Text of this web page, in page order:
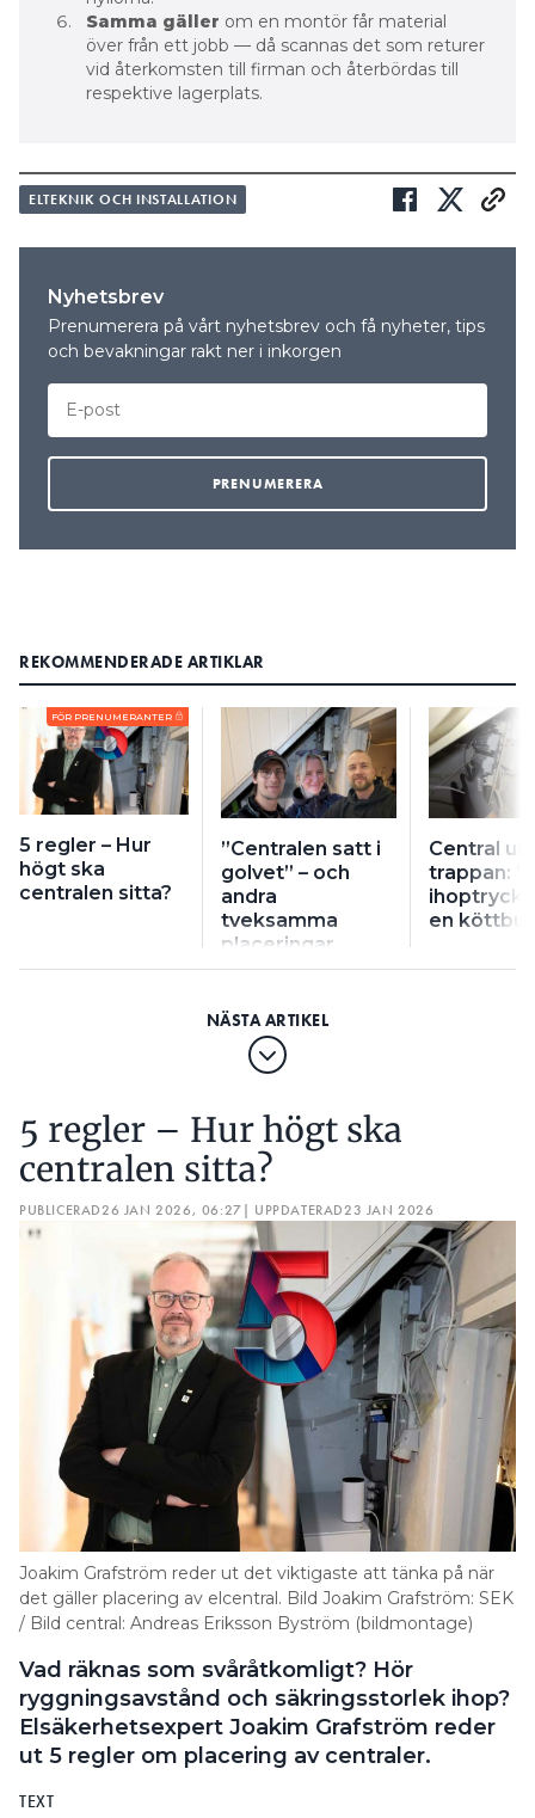
Samma gäller om en montör får material
över från ett jobb — då scannas det som returer
vid åter­komsten till firman och återbördas till
respektive lagerplats.
ELTEKNIK OCH INSTALLATION
Nyhetsbrev
Prenumerera på vårt nyhetsbrev och få nyheter, tips
och bevakningar rakt ner i inkorgen
REKOMMENDERADE ARTIKLAR
FÖR PRENUMERANTER
5 regler – Hur
högt ska
centralen sitta?
”Centralen satt i
golvet” – och
andra
tveksamma
placeringar
Central
trappan:
ihoptryckt
en
5 regler – Hur högt ska
centralen sitta?
PUBLICERAD26 JAN 2026, 06:27| UPPDATERAD23 JAN 2026
Joakim Grafström reder ut det viktigaste att tänka på när
det gäller placering av elcentral. Bild Joakim Grafström: SEK
/ Bild central: Andreas Eriksson Byström (bildmontage)
Vad räknas som svåråtkomligt? Hör
ryggningsavstånd och säkringsstorlek ihop?
Elsäkerhetsexpert Joakim Grafström reder
ut 5 regler om placering av centraler.
TEXT